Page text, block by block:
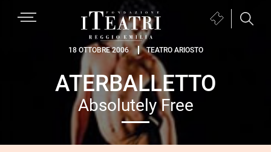
Fondazione
Teatri
Reggio
Emilia
Biglietteria
18 OTTOBRE 2006 TEATRO ARIOSTO
ATERBALLETTO
Absolutely Free